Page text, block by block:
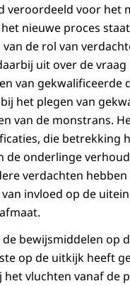
veroordeeld voor het
nieuwe proces
de rol van
uit over de
van gekwalificeerde
het plegen van
van de monstrans.
die betrekking
de onderlinge
verdachten hebben
invloed op de
bewijsmiddelen op
op de uitkijk heeft
vluchten vanaf de